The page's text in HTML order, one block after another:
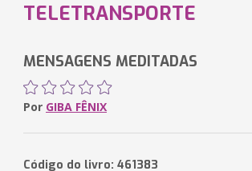
TELETRANSPORTE
MENSAGENS MEDITADAS
Por GIBA FÊNIX
Código do livro: 461383